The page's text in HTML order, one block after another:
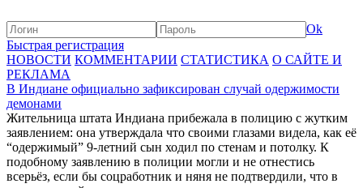
Ok
Быстрая регистрация
НОВОСТИ КОММЕНТАРИИ СТАТИСТИКА О САЙТЕ И
РЕКЛАМА
В Индиане официально зафиксирован случай одержимости
демонами
Жительница штата Индиана прибежала в полицию с жутким
заявлением: она утверждала что своими глазами видела, как её
“одержимый” 9-летний сын ходил по стенам и потолку. К
подобному заявлению в полиции могли и не отнестись
всерьёз, если бы соцработник и няня не подтвердили, что в